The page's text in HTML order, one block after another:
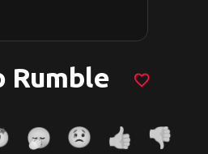
Rumble favorite_border